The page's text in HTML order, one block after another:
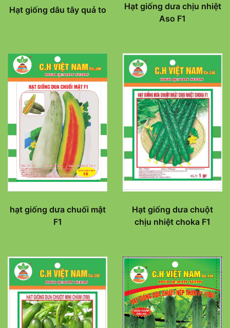
Hạt giống dâu tây quả to
Hạt giống dưa chịu nhiệt
Aso F1
hạt giống dưa chuối mật
F1
Hạt giống dưa chuột
chịu nhiệt choka F1